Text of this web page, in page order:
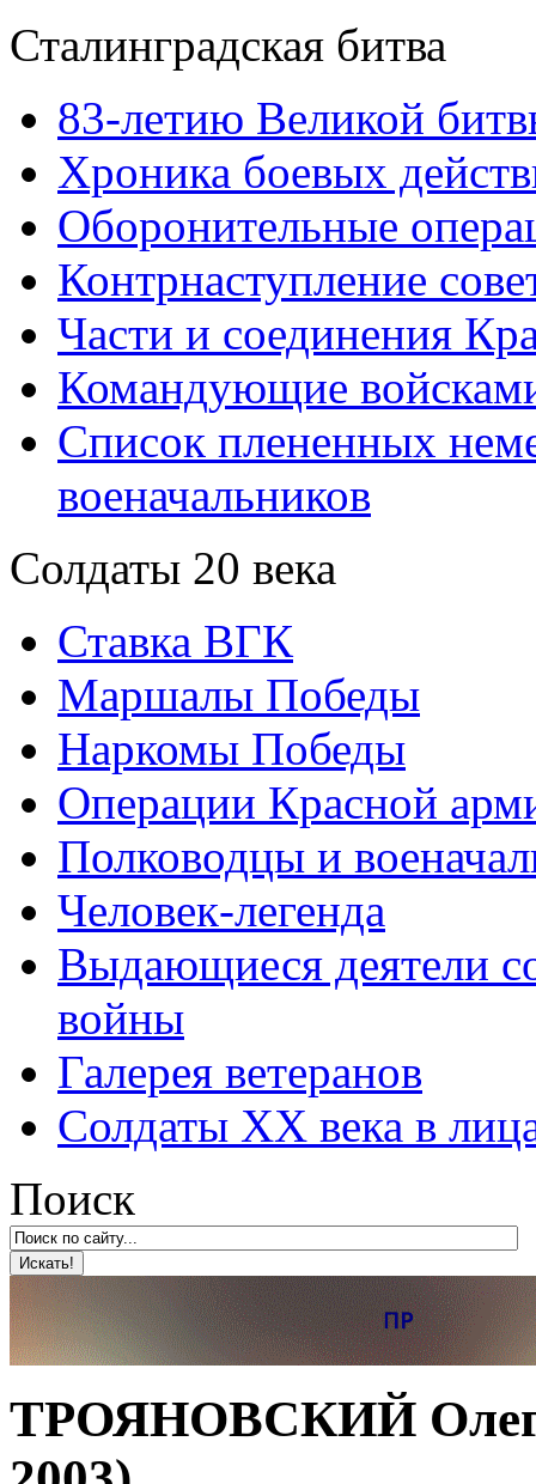
Сталинградская битва
83-летию Великой
Хроника боевых
Оборонительные
Контрнаступление
Части и соединения
Командующие
Список плененных
военачальников
Солдаты 20 века
Ставка ВГК
Маршалы Победы
Наркомы Победы
Операции Красной
Полководцы и
Человек-легенда
Выдающиеся деятели
войны
Галерея ветеранов
Солдаты XX века в
Поиск
ТРОЯНОВСКИЙ Олег